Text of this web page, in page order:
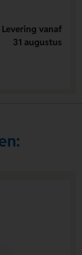
Levering vanaf
31 augustus